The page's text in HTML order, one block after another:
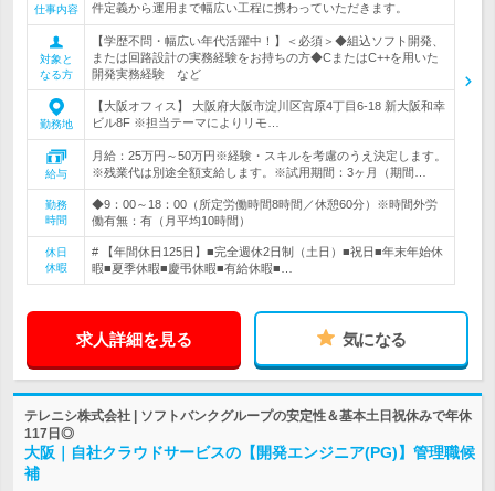
仕事内容
件定義から運用まで幅広い工程に携わっていただきます。
対象と
なる方
【学歴不問・幅広い年代活躍中！】＜必須＞◆組込ソフト開発、
または回路設計の実務経験をお持ちの方◆CまたはC++を用いた
開発実務経験 など
勤務地
【大阪オフィス】 大阪府大阪市淀川区宮原4丁目6‐18 新大阪和幸
ビル8F ※担当テーマによりリモ…
給与
月給：25万円～50万円※経験・スキルを考慮のうえ決定します。
※残業代は別途全額支給します。※試用期間：3ヶ月（期間…
勤務
時間
◆9：00～18：00（所定労働時間8時間／休憩60分）※時間外労
働有無：有（月平均10時間）
休日
休暇
# 【年間休日125日】■完全週休2日制（土日）■祝日■年末年始休
暇■夏季休暇■慶弔休暇■有給休暇■…
求人詳細を見る 気になる
テレニシ株式会社 | ソフトバンクグループの安定性＆基本土日祝休みで年休
117日◎
大阪｜自社クラウドサービスの【開発エンジニア(PG)】管理職候
補